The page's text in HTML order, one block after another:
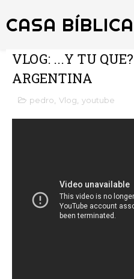
CASA
VLOG: ...Y TU
ARGENTINA
pedro Vlog youtube